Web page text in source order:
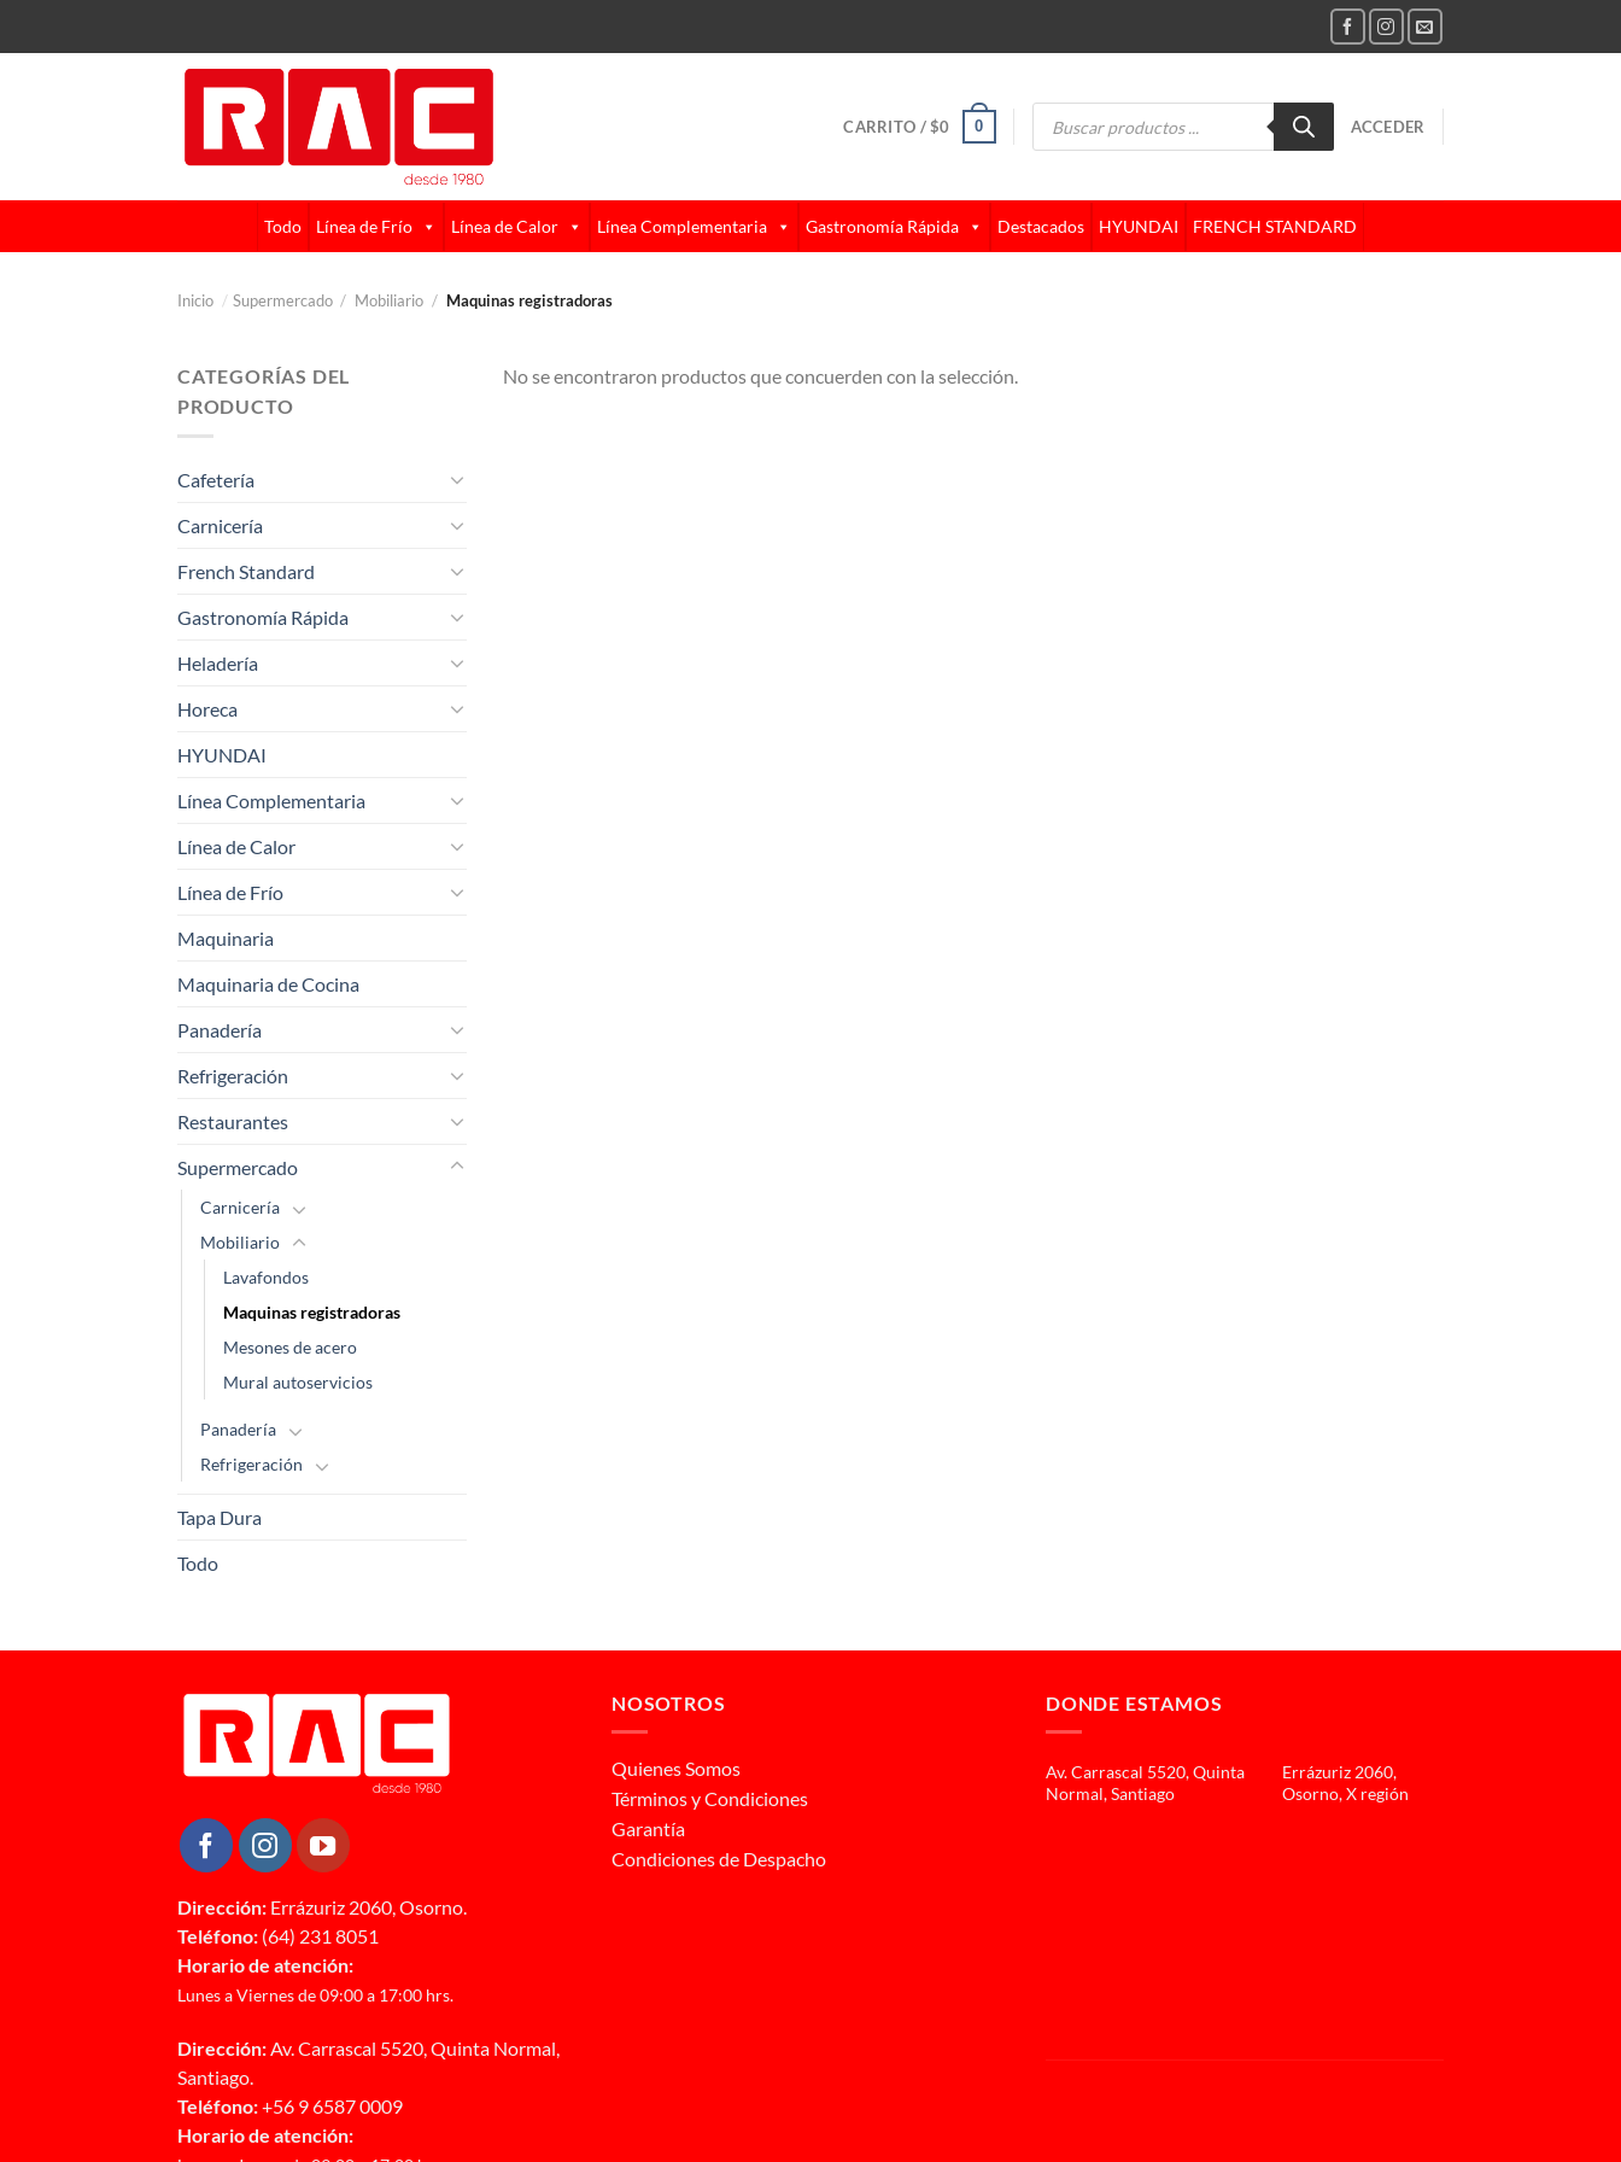
CARRITO /$0 0
Búsqueda
ACCEDER
Todo Línea de Frío Línea de Calor Línea Complementaria Gastronomía Rápida Destacados HYUNDAI FRENCH STANDARD
Inicio / Supermercado / Mobiliario / Maquinas registradoras
CATEGORÍAS DEL
PRODUCTO
Cafetería
Carnicería
French Standard
Gastronomía Rápida
Heladería
Horeca
HYUNDAI
Línea Complementaria
Línea de Calor
Línea de Frío
Maquinaria
Maquinaria de Cocina
Panadería
Refrigeración
Restaurantes
Supermercado
Carnicería
Mobiliario
Lavafondos
Maquinas registradoras
Mesones de acero
Mural autoservicios
Panadería
Refrigeración
Tapa Dura
Todo
No se encontraron productos que concuerden con la selección.
Dirección: Errázuriz 2060, Osorno.
Teléfono: (64) 231 8051
Horario de atención:
Lunes a Viernes de 09:00 a 17:00 hrs.
Dirección:Av. Carrascal 5520, Quinta Normal,
Santiago.
Teléfono:+56 9 6587 0009
Horario de atención:
NOSOTROS
Quienes Somos
Términos y Condiciones
Garantía
Condiciones de Despacho
DONDE ESTAMOS
Av. Carrascal 5520, Quinta
Normal, Santiago
Errázuriz 2060,
Osorno, X región